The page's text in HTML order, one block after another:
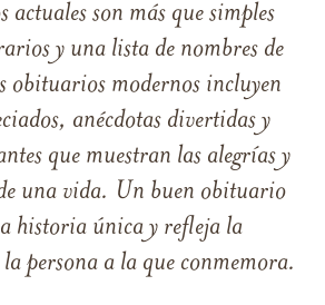
son más que simples
y una lista de nombres de
obituarios modernos incluyen
anécdotas divertidas y
que muestran las alegrías y
una vida. Un buen obituario
historia única y refleja la
persona a la que conmemora.